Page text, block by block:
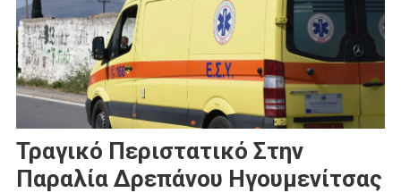
Τραγικό Περιστατικό Στην
Παραλία Δρεπάνου Ηγουμενίτσας